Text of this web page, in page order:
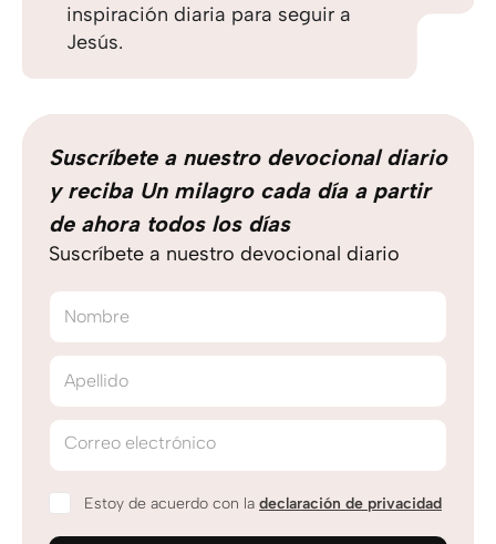
inspiración diaria para seguir a
Jesús.
Suscríbete a nuestro devocional diario
y reciba Un milagro cada día a partir
de ahora todos los días
Suscríbete a nuestro devocional diario
Nombre
Apellido
Correo electrónico
Estoy de acuerdo con la declaración de privacidad